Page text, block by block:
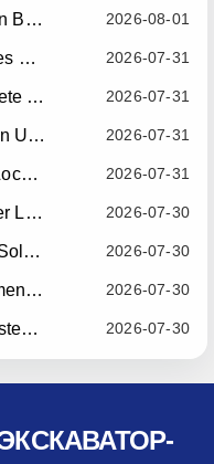
2026-08-01
Meet RIPPA At Expointer 2026 In Brazil
2026-07-31
Wheel Loader Blog | Tips, Guides & Attachments
2026-07-31
Wheel Loader Blog: The Complete Guide To Wheel Loaders For Construction, Agriculture, And Material Handling
2026-07-31
RIPPA RS06-3 Radiator And Fan Upgrade — Effective July 10, 2026
2026-07-31
RIPPA RS06-3 Boom Welding Locating Bar Optimization — Effective July 15, 2026
2026-07-30
Mini Wheel Loader Vs Skid Steer Loader: Which Compact Machine Is Better For Your Business?
2026-07-30
Mini Wheel Loader: A Compact Solution For Efficient Material Handling
2026-07-30
RIPPA R10 Bucket Cylinder Dimension Optimization — Effective July 15, 2026
2026-07-30
RIPPA R10/R06 Seat Safety System Upgrade — Effective July 22, 2026